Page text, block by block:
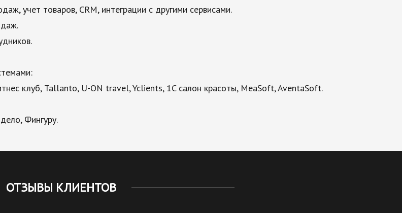
учет товаров, CRM, интеграции с другими сервисами.
клуб, Tallanto, U-ON travel, Yclients, 1C салон красоты, MeaSoft, AventaSoft.
Фингуру.
ОТЗЫВЫ КЛИЕНТОВ